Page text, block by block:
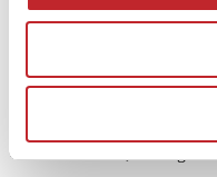
Edi.Cer S.p.a. Società
Capitale Sociale: 2.500.000
00853700367
Iscrizione al Registro delle
© Ceramica.info, All Rights